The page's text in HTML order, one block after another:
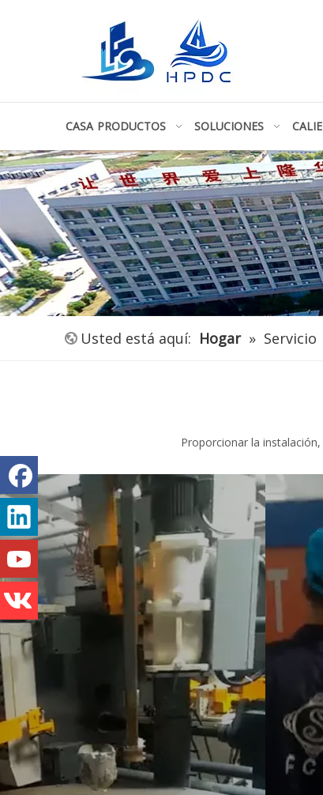
CASA PRODUCTOS SOLUCIONES
Usted está aquí: Hogar » Servicio
Proporcionar la